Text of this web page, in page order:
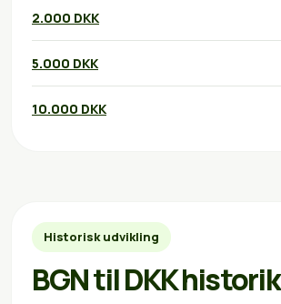
2.000 DKK
5.000 DKK
10.000 DKK
Historisk udvikling
BGN til DKK historik